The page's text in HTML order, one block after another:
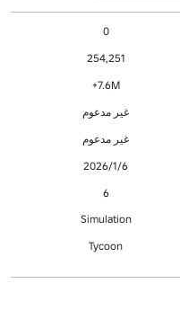
0
254,251
7.6M+
غير مدعوم
غير مدعوم
6‏/1‏/2026
6
Simulation
Tycoon